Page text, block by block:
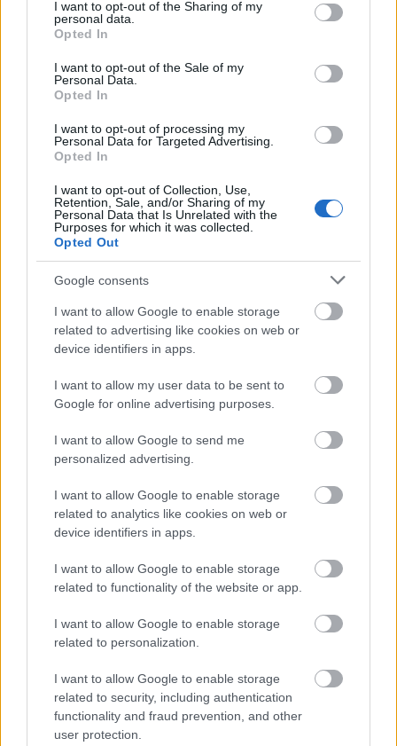
not limited to your visit or usage behaviour. You may click to
grant or deny consent to Google and its third-party tags to
use your data for below specified purposes in below Google
consent section.
I want to opt-out of the Sharing of my
personal data.
Opted In
I want to opt-out of the Sale of my
Personal Data.
Opted In
I want to opt-out of processing my
Personal Data for Targeted Advertising.
Opted In
I want to opt-out of Collection, Use,
Retention, Sale, and/or Sharing of my
Personal Data that Is Unrelated with the
Purposes for which it was collected.
Opted Out
Google consents
I want to allow Google to enable storage
related to advertising like cookies on web or
device identifiers in apps.
I want to allow my user data to be sent to
Google for online advertising purposes.
I want to allow Google to send me
personalized advertising.
I want to allow Google to enable storage
related to analytics like cookies on web or
device identifiers in apps.
I want to allow Google to enable storage
related to functionality of the website or app.
I want to allow Google to enable storage
related to personalization.
I want to allow Google to enable storage
related to security, including authentication
functionality and fraud prevention, and other
user protection.
Αίσθηση25°Άνεμος1 bf
Αίσθηση28°Άνεμος 2 bf
Αραιή Συννεφιά
Αίσθηση28°Άνεμος2 bf
12:00
27°
Καθαρός
13:00
28°
Καθαρός
Αίσθηση29°Άνεμος2 bf